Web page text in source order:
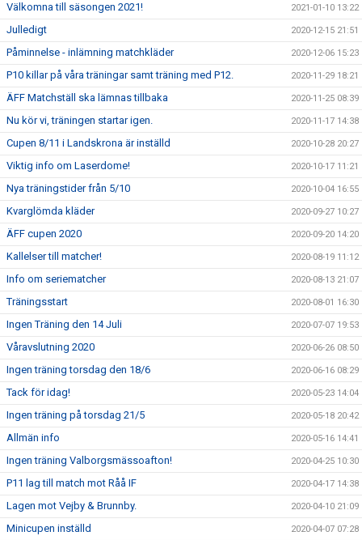
Välkomna till säsongen 2021! 2021-01-10 13:22
Julledigt 2020-12-15 21:51
Påminnelse - inlämning matchkläder 2020-12-06 15:23
P10 killar på våra träningar samt träning med P12. 2020-11-29 18:21
ÄFF Matchställ ska lämnas tillbaka 2020-11-25 08:39
Nu kör vi, träningen startar igen. 2020-11-17 14:38
Cupen 8/11 i Landskrona är inställd 2020-10-28 20:27
Viktig info om Laserdome! 2020-10-17 11:21
Nya träningstider från 5/10 2020-10-04 16:55
Kvarglömda kläder 2020-09-27 10:27
ÄFF cupen 2020 2020-09-20 14:20
Kallelser till matcher! 2020-08-19 11:12
Info om seriematcher 2020-08-13 21:07
Träningsstart 2020-08-01 16:30
Ingen Träning den 14 Juli 2020-07-07 19:53
Våravslutning 2020 2020-06-26 08:50
Ingen träning torsdag den 18/6 2020-06-16 08:29
Tack för idag! 2020-05-23 14:04
Ingen träning på torsdag 21/5 2020-05-18 20:42
Allmän info 2020-05-16 14:41
Ingen träning Valborgsmässoafton! 2020-04-25 10:30
P11 lag till match mot Råå IF 2020-04-17 14:38
Lagen mot Vejby & Brunnby. 2020-04-10 21:09
Minicupen inställd 2020-04-07 07:28